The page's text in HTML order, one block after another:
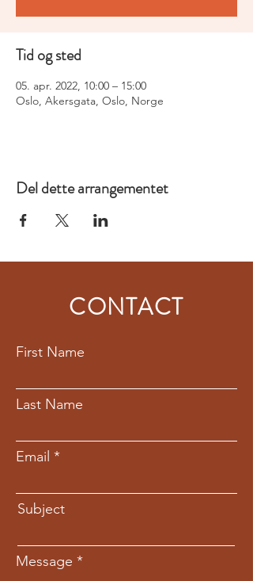
Tid og sted
05. apr. 2022, 10:00 – 15:00
Oslo, Akersgata, Oslo, Norge
Del dette arrangementet
CONTACT
First Name
Last Name
Email
Subject
Message